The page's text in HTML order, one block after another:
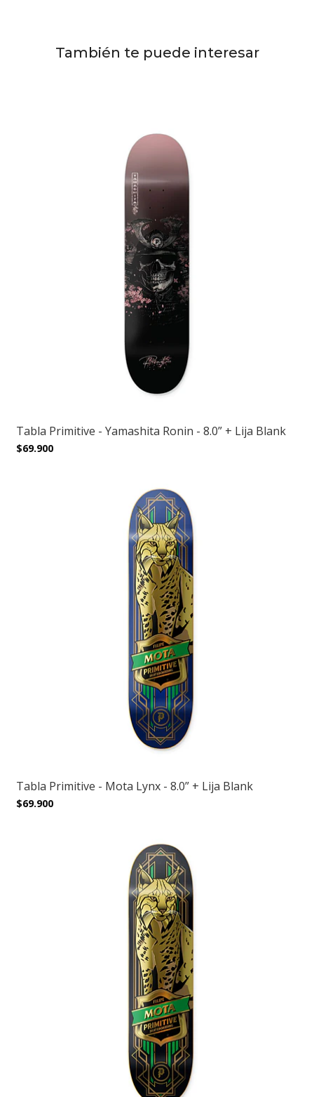
También te puede interesar
Tabla Primitive - Yamashita Ronin - 8.0” + Lija Blank
$69.900
Tabla Primitive - Mota Lynx - 8.0” + Lija Blank
$69.900